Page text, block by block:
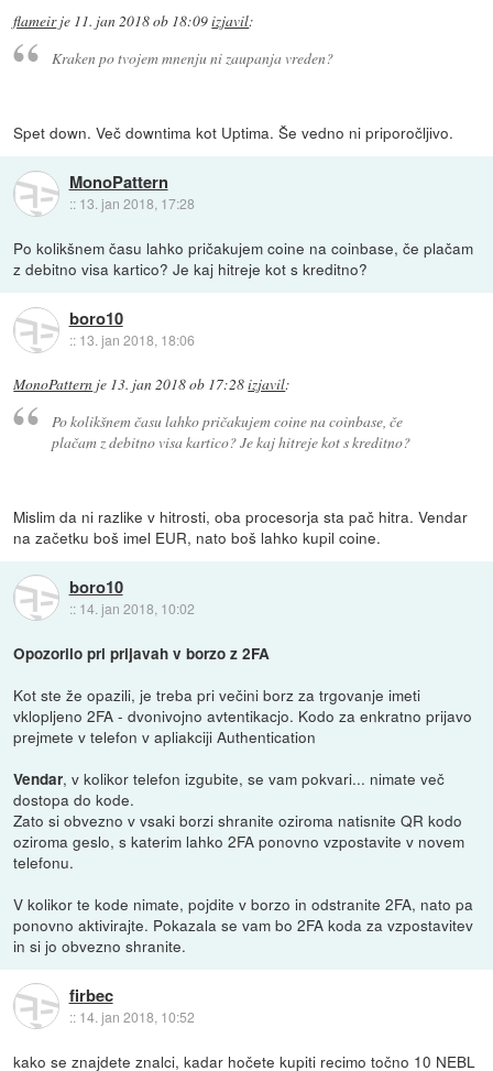
flameirje 11. jan 2018 ob 18:09izjavil:
Kraken po tvojem mnenju ni zaupanja vreden?
Spet down. Več downtima kot Uptima. Še vedno ni priporočljivo.
MonoPattern
:: 13. jan 2018, 17:28
Po kolikšnem času lahko pričakujem coine na coinbase, če plačam
z debitno visa kartico? Je kaj hitreje kot s kreditno?
boro10
:: 13. jan 2018, 18:06
MonoPattern je 13. jan 2018 ob 17:28izjavil:
Po kolikšnem času lahko pričakujem coine na coinbase, če
plačam z debitno visa kartico? Je kaj hitreje kot s kreditno?
Mislim da ni razlike v hitrosti, oba procesorja sta pač hitra. Vendar
na začetku boš imel EUR, nato boš lahko kupil coine.
boro10
:: 14. jan 2018, 10:02
Opozorilo pri prijavah v borzo z 2FA
Kot ste že opazili, je treba pri večini borz za trgovanje imeti
vklopljeno 2FA - dvonivojno avtentikacjo. Kodo za enkratno prijavo
prejmete v telefon v apliakciji Authentication
Vendar, v kolikor telefon izgubite, se vam pokvari... nimate več
dostopa do kode.
Zato si obvezno v vsaki borzi shranite oziroma natisnite QR kodo
oziroma geslo, s katerim lahko 2FA ponovno vzpostavite v novem
telefonu.
V kolikor te kode nimate, pojdite v borzo in odstranite 2FA, nato pa
ponovno aktivirajte. Pokazala se vam bo 2FA koda za vzpostavitev
in si jo obvezno shranite.
firbec
:: 14. jan 2018, 10:52
kako se znajdete znalci, kadar hočete kupiti recimo točno 10 NEBL